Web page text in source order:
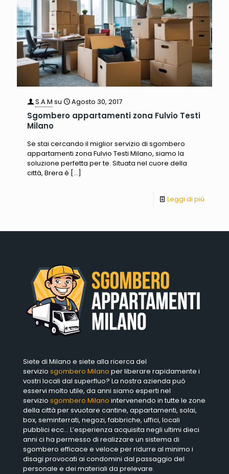
S.A.M su Agosto 30, 2017
Sgombero appartamenti zona Fulvio Testi
Milano
Se stai cercando il miglior servizio di sgombero
appartamenti zona Fulvio Testi Milano, siamo la
soluzione perfetta per te. Situata nel cuore della
città, Brera è […]
Leggi di più
Siete di Milano e siete alla ricerca del
servizio sgombero Milano per liberare rapidamente i
vostri locali dal superfluo? La nostra azienda può
esservi molto utile, da anni siamo esperti nel
servizio sgombero Milano intervenendo in tutte le zone
della città per svuotare cantine, appartamenti, solai,
box, seminterrati, negozi, fabbriche, uffici, locali
pubblici ecc… L’esperienza acquisita negli ultimi dieci
anni ci ha permesso di realizzare un sistema di
sgombero efficace e veloce per ridurre al minimo i
disagi provocati ai condomini dal passaggio del
personale e dei materiali da prelevare.